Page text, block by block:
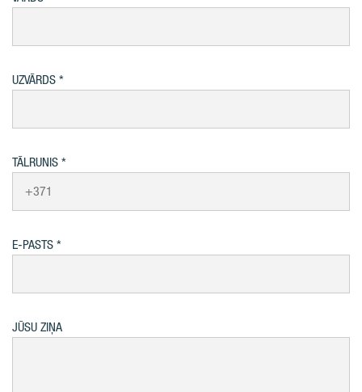
UZVĀRDS
TĀLRUNIS
E-PASTS
JŪSU ZIŅA